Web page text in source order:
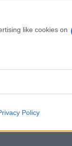
like cookies on
Policy